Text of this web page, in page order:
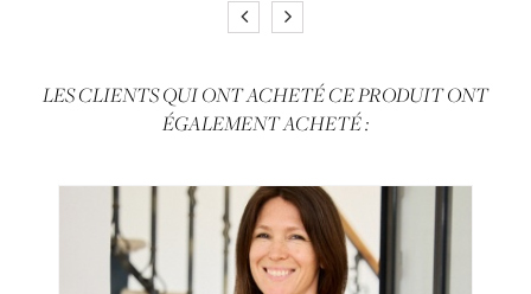
LES CLIENTS QUI ONT ACHETÉ CE PRODUIT ONT
ÉGALEMENT ACHETÉ :